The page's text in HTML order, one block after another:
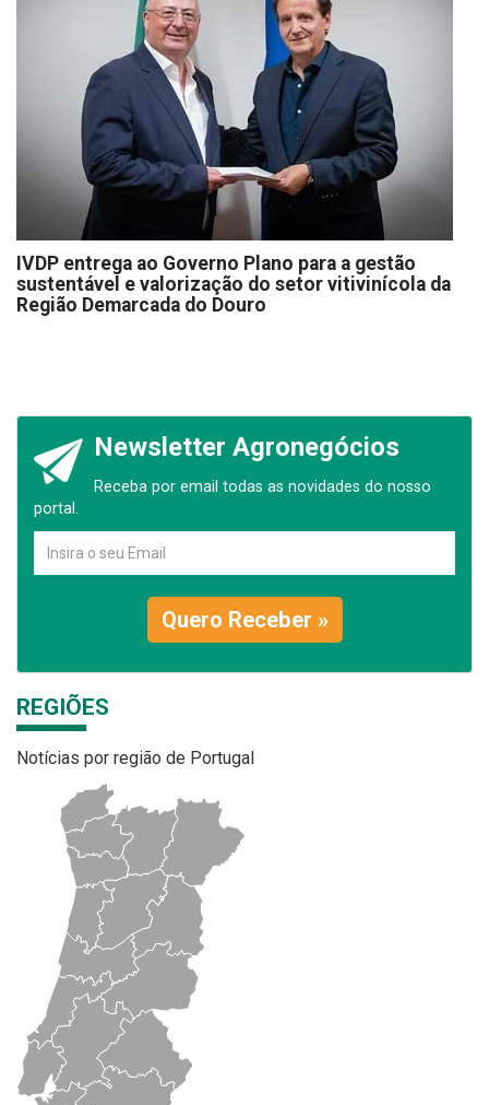
IVDP entrega ao Governo Plano para a gestão
sustentável e valorização do setor vitivinícola da
Região Demarcada do Douro
Newsletter Agronegócios
Receba por email todas as novidades do nosso
portal.
Quero Receber »
REGIÕES
Notícias por região de Portugal